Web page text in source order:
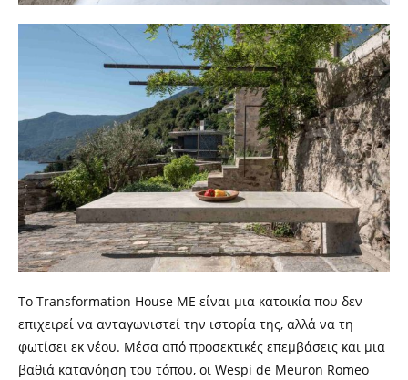
Το Transformation House ME είναι μια κατοικία που δεν
επιχειρεί να ανταγωνιστεί την ιστορία της, αλλά να τη
φωτίσει εκ νέου. Μέσα από προσεκτικές επεμβάσεις και μια
βαθιά κατανόηση του τόπου, οι Wespi de Meuron Romeo